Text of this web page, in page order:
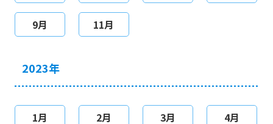
9月 11月
2023年
1月 2月 3月 4月